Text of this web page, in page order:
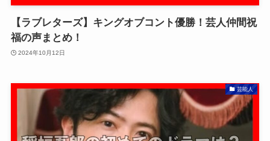
【ラブレターズ】キングオブコント優勝！芸人仲間祝
福の声まとめ！
2024年10月12日
芸能人